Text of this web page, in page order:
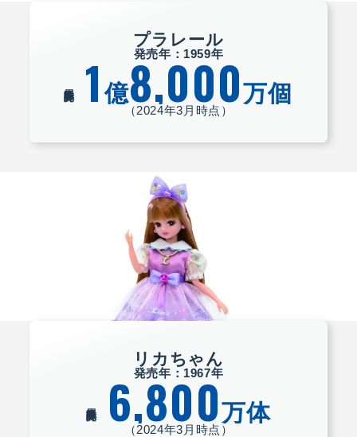
プラレール
発売年：1959年
1億8,000万個
（2024年3月時点）
リカちゃん
発売年：1967年
6,800万体
（2024年3月時点）